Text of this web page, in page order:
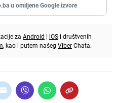
u omiljene Google izvore
za Android | iOS i društvenih
, kao i putem našeg ViberChata.